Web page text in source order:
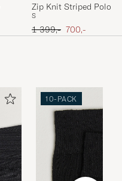
Zip Knit Striped Polo
S
Ordinary pris
1 399,- Nedsat pris
700,-
10-PACK